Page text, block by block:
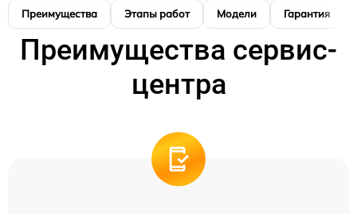
Преимущества Этапы работ Модели Гарантия
Преимущества сервис-
центра